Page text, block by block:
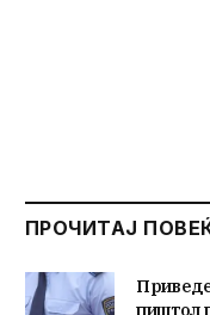
ПРОЧИТАЈ
пиштол